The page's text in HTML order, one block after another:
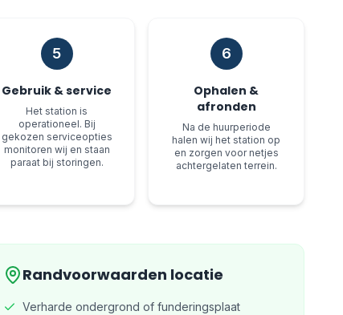
5
Gebruik & service
Het station is
operationeel. Bij
gekozen serviceopties
monitoren wij en staan
paraat bij storingen.
6
Ophalen &
afronden
Na de huurperiode
halen wij het station op
en zorgen voor netjes
achtergelaten terrein.
Randvoorwaarden locatie
Verharde ondergrond of funderingsplaat